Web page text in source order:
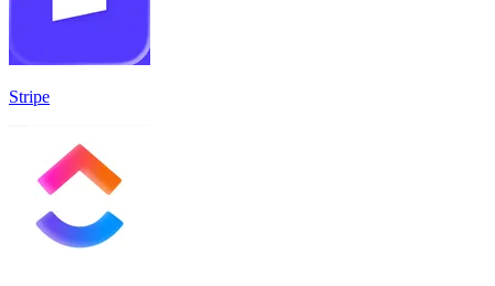
Stripe